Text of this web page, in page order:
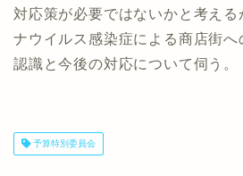
対応策が必要ではないかと考える
ナウイルス感染症による商店街へ
認識と今後の対応について伺う。
予算特別委員会